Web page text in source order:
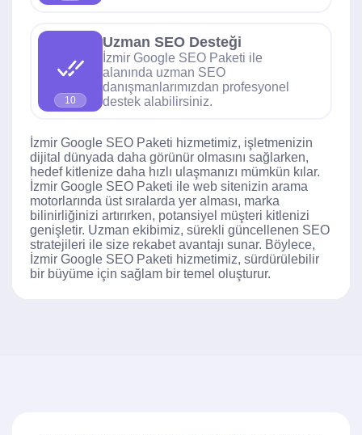
10
Uzman SEO Desteği
İzmir Google SEO Paketi ile
alanında uzman SEO
danışmanlarımızdan profesyonel
destek alabilirsiniz.
İzmir Google SEO Paketi hizmetimiz, işletmenizin
dijital dünyada daha görünür olmasını sağlarken,
hedef kitlenize daha hızlı ulaşmanızı mümkün kılar.
İzmir Google SEO Paketi ile web sitenizin arama
motorlarında üst sıralarda yer alması, marka
bilinirliğinizi artırırken, potansiyel müşteri kitlenizi
genişletir. Uzman ekibimiz, sürekli güncellenen SEO
stratejileri ile size rekabet avantajı sunar. Böylece,
İzmir Google SEO Paketi hizmetimiz, sürdürülebilir
bir büyüme için sağlam bir temel oluşturur.